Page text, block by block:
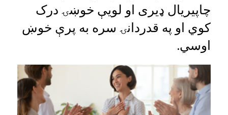
چاپیریال ډیری او لویې خوښۍ درک
کوي او په قدردانۍ سره به پرې خوښ
اوسي.